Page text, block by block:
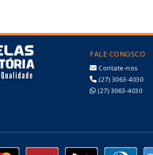
FALE CONOSCO
Contate-nos
(27) 3063-4030
(27) 3063-4030